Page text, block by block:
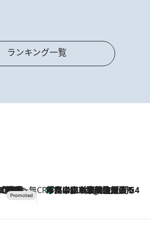
ランキング一覧
が待つ場所へ
野温泉 トンボの湯」で体験 CREA'S CHOICE
4 Hours Ago
「立川にも歌舞伎があるんだよ」 片岡仁左衛門・市川中車ら豪華座組みで4年目の立川立飛歌舞伎へ